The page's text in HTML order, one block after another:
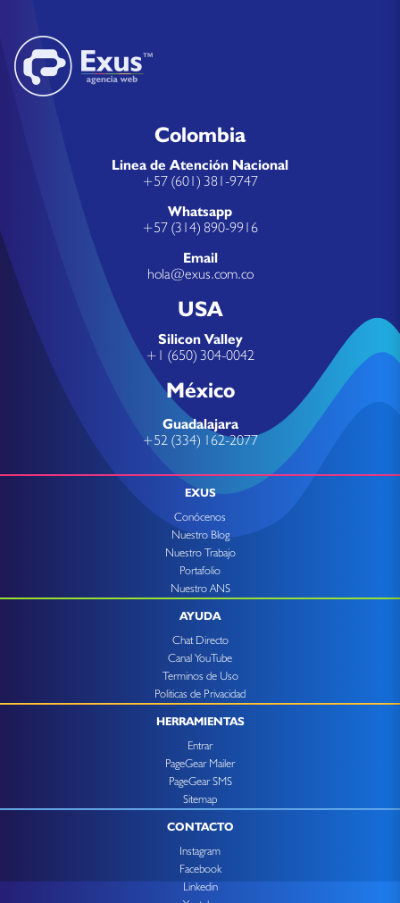
Colombia
Linea de Atención Nacional
+57 (601) 381-9747
Whatsapp
+57 (314) 890-9916
Email
hola@exus.com.co
USA
Silicon Valley
+1 (650) 304-0042
México
Guadalajara
+52 (334) 162-2077
EXUS
Conócenos
Nuestro Blog
Nuestro Trabajo
Portafolio
Nuestro ANS
AYUDA
Chat Directo
Canal YouTube
Terminos de Uso
Politicas de Privacidad
HERRAMIENTAS
Entrar
PageGear Mailer
PageGear SMS
Sitemap
CONTACTO
Instagram
Facebook
Linkedin